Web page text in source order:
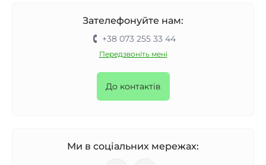
Зателефонуйте нам:
+38 073 255 33 44
Передзвоніть мені
До контактів
Ми в соціальних мережах: